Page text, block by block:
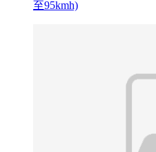
至95kmh)